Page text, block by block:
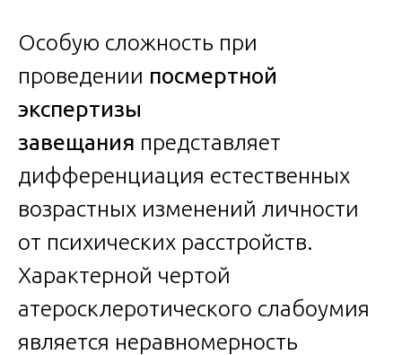
Особую сложность при
проведении посмертной
экспертизы
завещания представляет
дифференциация естественных
возрастных изменений личности
от психических расстройств.
Характерной чертой
атеросклеротического слабоумия
является неравномерность